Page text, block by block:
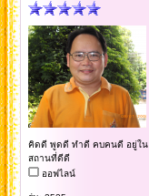
คิดดี พูดดี ทำดี คบคนดี อยู่ใน
สถานที่ดีดี
ออฟไลน์